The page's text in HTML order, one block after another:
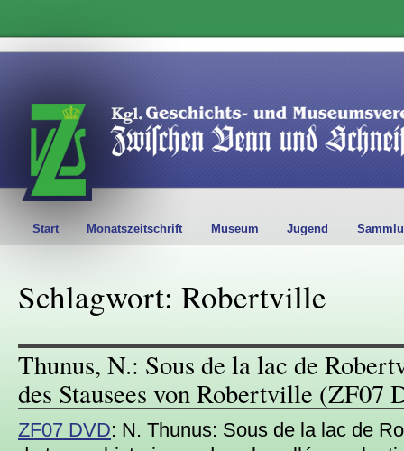
Start Monatszeitschrift Museum Jugend
Schlagwort: Robertville
Thunus, N.: Sous de la lac de
des Stausees von Robertville (ZF07
ZF07 DVD: N. Thunus: Sous de la lac de